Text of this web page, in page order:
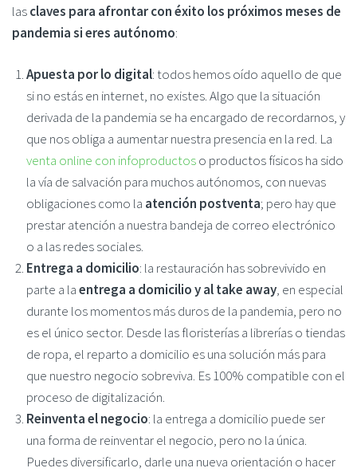
lasclaves para afrontar con éxito los próximos meses de
pandemia si eres autónomo:
Apuesta por lo digital: todos hemos oído aquello de que
si no estás en internet, no existes. Algo que la situación
derivada de la pandemia se ha encargado de recordarnos, y
que nos obliga a aumentar nuestra presencia en la red. La
venta online con infoproductoso productos físicos ha sido
la vía de salvación para muchos autónomos, con nuevas
obligaciones como la atención postventa; pero hay que
prestar atención a nuestra bandeja de correo electrónico
o a las redes sociales.
Entrega a domicilio: la restauración has sobrevivido en
parte a laentrega a domicilio y al take away, en especial
durante los momentos más duros de la pandemia, pero no
es el único sector. Desde las floristerías a librerías o tiendas
de ropa, el reparto a domicilio es una solución más para
que nuestro negocio sobreviva. Es 100% compatible con el
proceso de digitalización.
Reinventa el negocio: la entrega a domicilio puede ser
una forma de reinventar el negocio, pero no la única.
Puedes diversificarlo, darle una nueva orientación o hacer